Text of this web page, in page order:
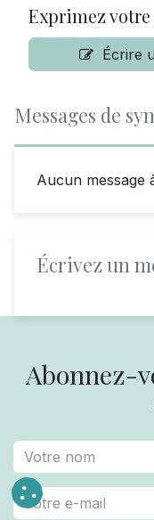
Exprimez
Écrire
Messages de
Aucun message
Écrivez un
Abonnez-